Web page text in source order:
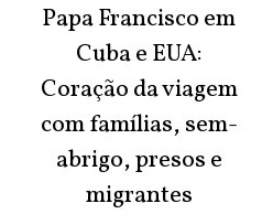
Papa Francisco em
Cuba e EUA:
Coração da viagem
com famílias, sem-
abrigo, presos e
migrantes